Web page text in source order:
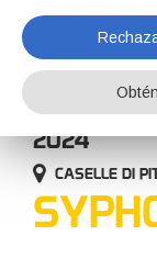
31
2024
CASELLE DI